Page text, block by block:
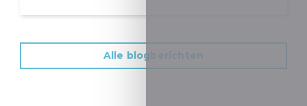
Alle blogberichten